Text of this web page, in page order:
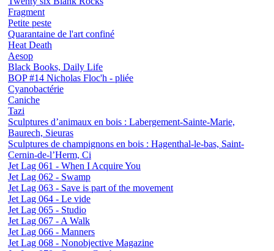
Fragment
Petite peste
Quarantaine de l'art confiné
Heat Death
Aesop
Black Books, Daily Life
BOP #14 Nicholas Floc'h - pliée
Cyanobactérie
Caniche
Tazi
Sculptures d’animaux en bois : Labergement-Sainte-Marie,
Baurech, Sieuras
Sculptures de champignons en bois : Hagenthal-le-bas, Saint-
Cernin-de-l’Herm, Ci
Jet Lag 061 - When I Acquire You
Jet Lag 062 - Swamp
Jet Lag 063 - Save is part of the movement
Jet Lag 064 - Le vide
Jet Lag 065 - Studio
Jet Lag 067 - A Walk
Jet Lag 066 - Manners
Jet Lag 068 - Nonobjective Magazine